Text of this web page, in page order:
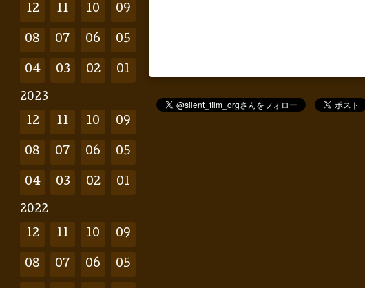
12 11 10 09
08 07 06 05
04 03 02 01
2023
12 11 10 09
08 07 06 05
04 03 02 01
2022
12 11 10 09
08 07 06 05